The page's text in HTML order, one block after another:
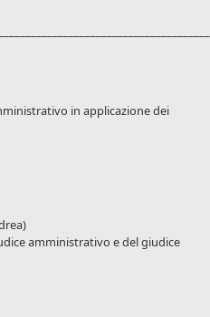
in applicazione dei
amministrativo e del giudice